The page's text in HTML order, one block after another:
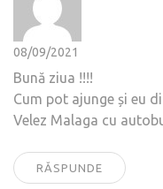
08/09/2021
Bună ziua !!!!
Cum pot ajunge și eu
Velez Malaga cu
RĂSPUNDE